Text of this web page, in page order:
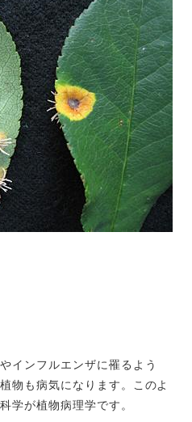
インフルエンザに罹るよう
物も病気になります。このよ
学が植物病理学です。